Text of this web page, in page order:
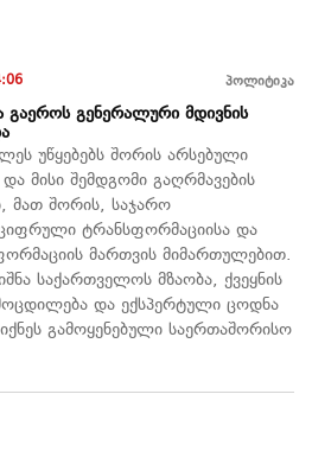
პოლიტიკა
გენერალური მდივნის
უწყებებს შორის არსებული
მისი შემდგომი გაღრმავების
მათ შორის, საჯარო
ტრანსფორმაციისა და
მართვის მიმართულებით.
საქართველოს მზაობა, ქვეყნის
და ექსპერტული ცოდნა
გამოყენებული საერთაშორისო